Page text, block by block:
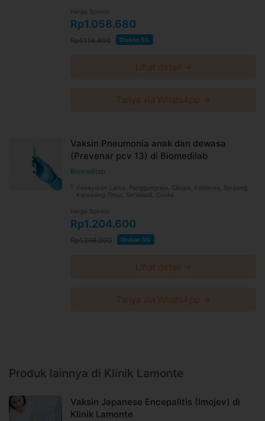
Harga Spesial
Rp1.058.680
Rp1.114.400 Diskon 5%
Lihat detail →
Tanya via WhatsApp →
Vaksin Pneumonia anak dan dewasa
(Prevenar pcv 13) di Biomedilab
Biomedilab
Kebayoran Lama, Panggungrejo, Cikupa, Kalideres, Serpong,
Karawang Timur, Setiabudi, Cisoka
Harga Spesial
Rp1.204.600
Rp1.268.000 Diskon 5%
Lihat detail →
Tanya via WhatsApp →
Produk lainnya di Klinik Lamonte
Vaksin Japanese Encepalitis (Imojev) di
Klinik Lamonte